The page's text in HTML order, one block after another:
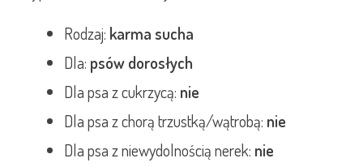
Rodzaj: karma sucha
Dla: psów dorosłych
Dla psa z cukrzycą: nie
Dla psa z chorą trzustką/wątrobą: nie
Dla psa z niewydolnością nerek: nie